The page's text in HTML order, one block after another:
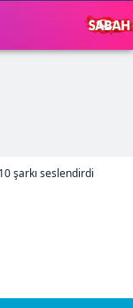
şarkı seslendirdi